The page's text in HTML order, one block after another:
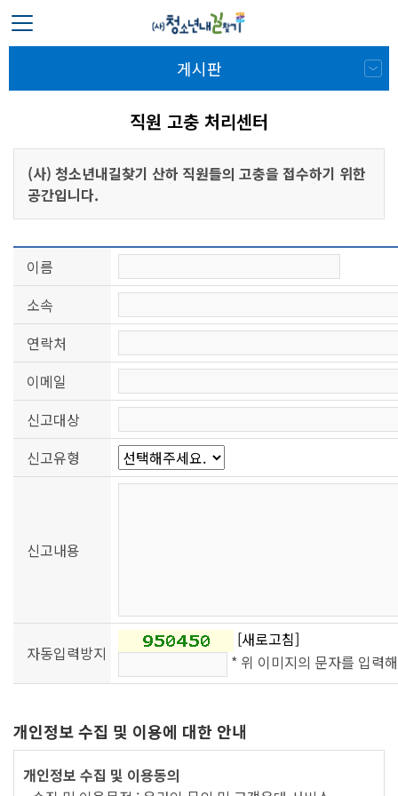
게시판
직원 고충 처리센터
(사) 청소년내길찾기 산하 직원들의 고충을 접수하기 위한
공간입니다.
이름
소속
연락처
이메일
신고대상
신고유형
신고내용
자동입력방지
[새로고침]
* 위 이미지의 문자를 입력
개인정보 수집 및 이용에 대한 안내
개인정보 수집 및 이용동의